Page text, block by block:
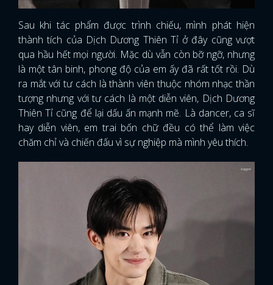
Sau khi tác phẩm được trình chiếu, mình phát hiện
thành tích của Dịch Dương Thiên Tỉ ở đây cũng vượt
qua hầu hết mọi người. Mặc dù vẫn còn bỡ ngỡ, nhưng
là một tân binh, phong độ của em ấy đã rất tốt rồi. Dù
ra mắt với tư cách là thành viên thuộc nhóm nhạc thần
tượng nhưng với tư cách là một diễn viên, Dịch Dương
Thiên Tỉ cũng để lại dấu ấn mạnh mẽ. Là dancer, ca sĩ
hay diễn viên, em trai bốn chữ đều có thể làm việc
chăm chỉ và chiến đấu vì sự nghiệp mà mình yêu thích.